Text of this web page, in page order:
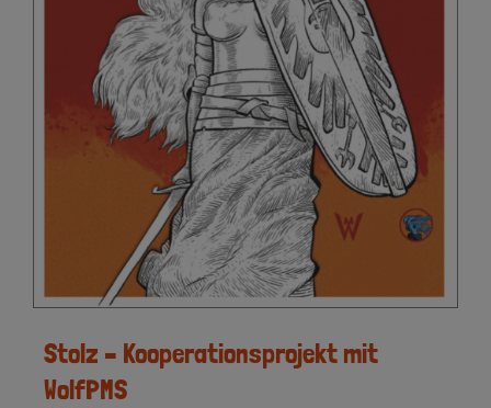
Stolz – Kooperationsprojekt mit
WolfPMS